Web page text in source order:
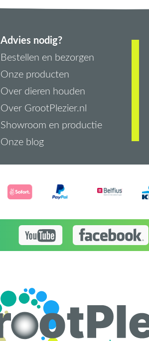
Advies nodig?
Bestellen en bezorgen
Onze producten
Over dieren houden
Over GrootPlezier.nl
Showroom en productie
Onze blog